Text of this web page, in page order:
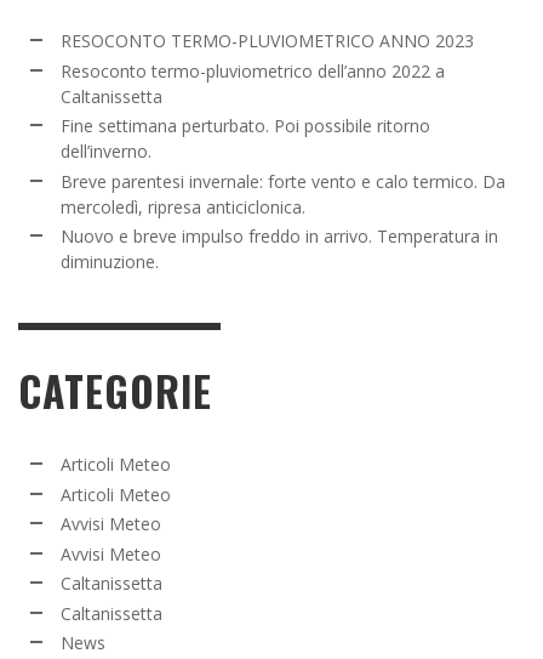
RESOCONTO TERMO-PLUVIOMETRICO ANNO 2023
Resoconto termo-pluviometrico dell’anno 2022 a
Caltanissetta
Fine settimana perturbato. Poi possibile ritorno
dell’inverno.
Breve parentesi invernale: forte vento e calo termico. Da
mercoledì, ripresa anticiclonica.
Nuovo e breve impulso freddo in arrivo. Temperatura in
diminuzione.
CATEGORIE
Articoli Meteo
Articoli Meteo
Avvisi Meteo
Avvisi Meteo
Caltanissetta
Caltanissetta
News